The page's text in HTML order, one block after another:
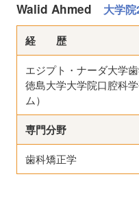
Walid Ahmed 大学
経 歴
エジプト・ナーダ大学
徳島大学大学院口腔科
ム）
専門分野
歯科矯正学